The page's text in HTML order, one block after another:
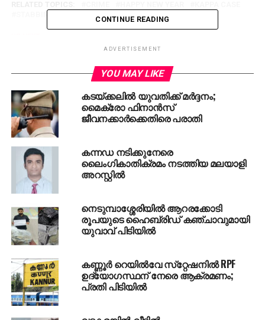
STABBING
പുതുവത്സരദിനത്തില്‍ സംസ്ഥാനത്ത് അപകട
മന്‍മോഹന്‍ സിങ്ങിന് ഭാരത രത്‌ന നല്‍കണമെന്ന
ആവശ്യം ശക്തം; തെലങ്കാന നിയമസഭയില്‍
പ്രമേയം
CONTINUE READING
ADVERTISEMENT
YOU MAY LIKE
കടയ്ക്കലില്‍ യുവതിക്ക് മര്‍ദ്ദനം;
മൈക്രോ ഫിനാന്‍സ്
ജീവനക്കാര്‍ക്കെതിരെ പരാതി
കന്നഡ നടിക്കുനേരെ
ലൈംഗികാതിക്രമം നടത്തിയ മലയാളി
അറസ്റ്റിൽ
നെടുമ്പാശ്ശേരിയിൽ ആറരക്കോടി
രൂപയുടെ ഹൈബ്രിഡ് കഞ്ചാവുമായി
യുവാവ് പിടിയിൽ
കണ്ണൂർ റെയില്‍വേ സ്‌റ്റേഷനിൽ RPF
ഉദ്യോഗസ്ഥന് നേരെ ആക്രമണം;
പ്രതി പിടിയിൽ